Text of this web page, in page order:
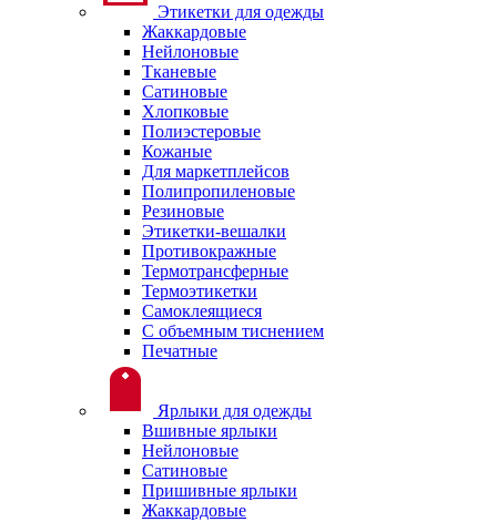
Этикетки для одежды
Жаккардовые
Нейлоновые
Тканевые
Сатиновые
Хлопковые
Полиэстеровые
Кожаные
Для маркетплейсов
Полипропиленовые
Резиновые
Этикетки-вешалки
Противокражные
Термотрансферные
Термоэтикетки
Самоклеящиеся
С объемным тиснением
Печатные
Ярлыки для одежды
Вшивные ярлыки
Нейлоновые
Сатиновые
Пришивные ярлыки
Жаккардовые